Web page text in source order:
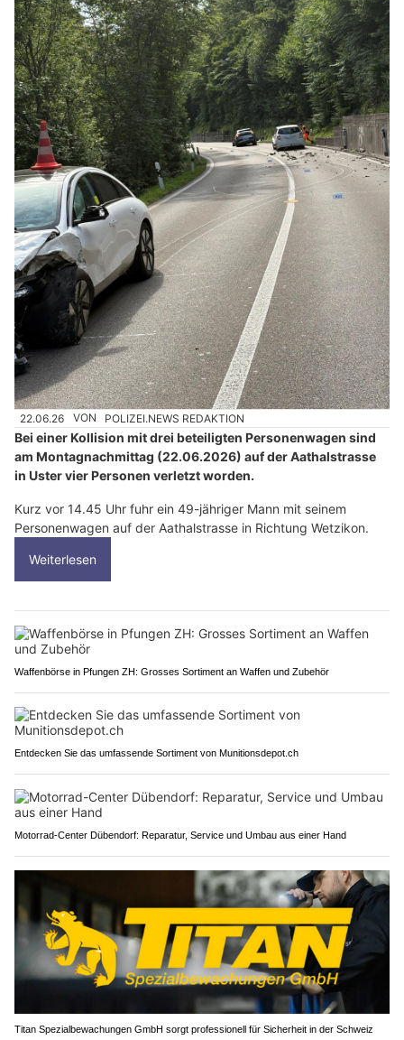
22.06.26 VON POLIZEI.NEWS REDAKTION
Bei einer Kollision mit drei beteiligten Personenwagen sind
am Montagnachmittag (22.06.2026) auf der Aathalstrasse
in Uster vier Personen verletzt worden.
Kurz vor 14.45 Uhr fuhr ein 49-jähriger Mann mit seinem
Personenwagen auf der Aathalstrasse in Richtung Wetzikon.
Weiterlesen
Waffenbörse in Pfungen ZH: Grosses Sortiment an Waffen und Zubehör
Entdecken Sie das umfassende Sortiment von Munitionsdepot.ch
Motorrad-Center Dübendorf: Reparatur, Service und Umbau aus einer Hand
Titan Spezialbewachungen GmbH sorgt professionell für Sicherheit in der Schweiz